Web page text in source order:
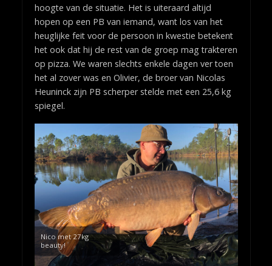
hoogte van de situatie. Het is uiteraard altijd
hopen op een PB van iemand, want los van het
heuglijke feit voor de persoon in kwestie betekent
het ook dat hij de rest van de groep mag trakteren
op pizza. We waren slechts enkele dagen ver toen
het al zover was en Olivier, de broer van Nicolas
Heuninck zijn PB scherper stelde met een 25,6 kg
spiegel.
Nico met 27kg
beauty!